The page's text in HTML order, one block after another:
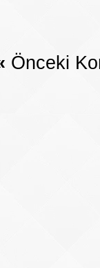
Önceki